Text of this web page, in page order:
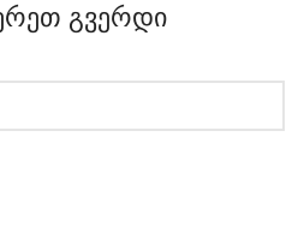
გვერდი